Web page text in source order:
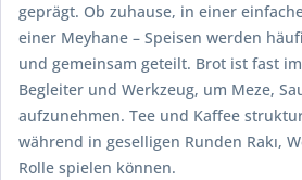
geprägt. Ob zuhause, in einer
einer Meyhane – Speisen werden
und gemeinsam geteilt. Brot ist fast
Begleiter und Werkzeug, um Meze,
aufzunehmen. Tee und Kaffee
während in geselligen Runden Rakı,
Rolle spielen können.